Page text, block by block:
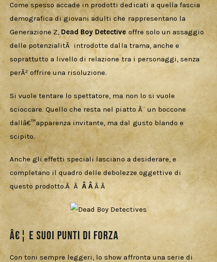
Come spesso accade in prodotti dedicati a quella fascia
demografica di giovani adulti che rappresentano la
Generazione Z, Dead Boy Detective offre solo un assaggio
delle potenzialitÃ  introdotte dalla trama, anche e
soprattutto a livello di relazione tra i personaggi, senza
perÃ² offrire una risoluzione.
Si vuole tentare lo spettatore, ma non lo si vuole
scioccare. Quello che resta nel piatto Ã¨ un boccone
dallâ€™apparenza invitante, ma dal gusto blando e
scipito.
Anche gli effetti speciali lasciano a desiderare, e
completano il quadro delle debolezze oggettive di
questo prodotto.Â  Â Â Â Â Â
â€¦ E suoi punti di forza
Con toni sempre leggeri, lo show affronta una serie di